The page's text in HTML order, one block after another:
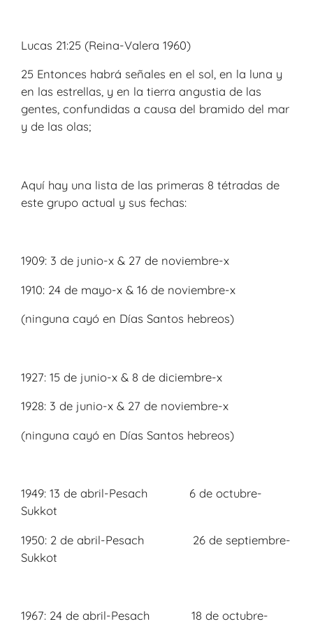
Lucas 21:25 (Reina-Valera 1960)
25 Entonces habrá señales en el sol, en la luna y
en las estrellas, y en la tierra angustia de las
gentes, confundidas a causa del bramido del mar
y de las olas;
Aquí hay una lista de las primeras 8 tétradas de
este grupo actual y sus fechas:
1909: 3 de junio-x & 27 de noviembre-x
1910: 24 de mayo-x & 16 de noviembre-x
(ninguna cayó en Días Santos hebreos)
1927: 15 de junio-x & 8 de diciembre-x
1928: 3 de junio-x & 27 de noviembre-x
(ninguna cayó en Días Santos hebreos)
1949: 13 de abril-Pesach 6 de octubre-
Sukkot
1950: 2 de abril-Pesach 26 de septiembre-
Sukkot
1967: 24 de abril-Pesach 18 de octubre-